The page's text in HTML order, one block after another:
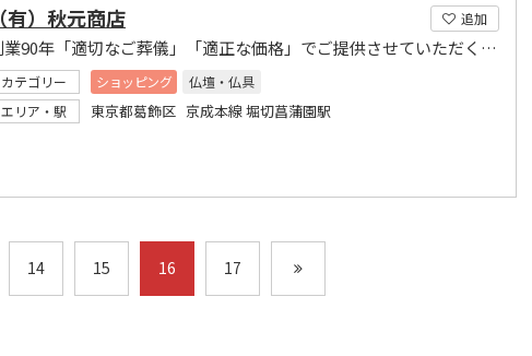
追加
（有）秋元商店
創業90年「適切なご葬儀」「適正な価格」でご提供させていただく事をお約束致します
カテゴリー ショッピング
仏壇・仏具
エリア・駅
東京都葛飾区 京成本線 堀切菖蒲園駅
14 15 16 17